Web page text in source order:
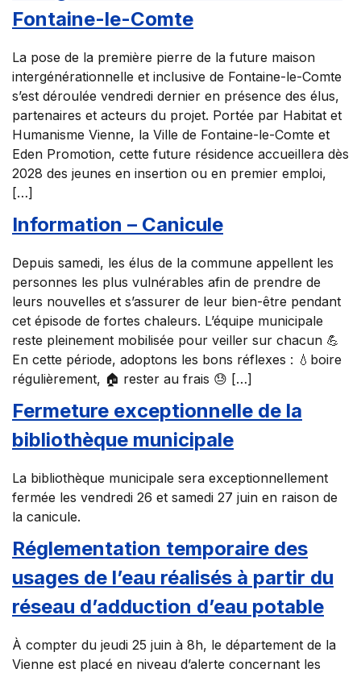
Fontaine-le-Comte
La pose de la première pierre de la future maison
intergénérationnelle et inclusive de Fontaine-le-Comte
s’est déroulée vendredi dernier en présence des élus,
partenaires et acteurs du projet. Portée par Habitat et
Humanisme Vienne, la Ville de Fontaine-le-Comte et
Eden Promotion, cette future résidence accueillera dès
2028 des jeunes en insertion ou en premier emploi,
[…]
Information – Canicule
Depuis samedi, les élus de la commune appellent les
personnes les plus vulnérables afin de prendre de
leurs nouvelles et s’assurer de leur bien-être pendant
cet épisode de fortes chaleurs. L’équipe municipale
reste pleinement mobilisée pour veiller sur chacun 💪
En cette période, adoptons les bons réflexes : 💧boire
régulièrement, 🏠 rester au frais 😓 […]
Fermeture exceptionnelle de la
bibliothèque municipale
La bibliothèque municipale sera exceptionnellement
fermée les vendredi 26 et samedi 27 juin en raison de
la canicule.
Réglementation temporaire des
usages de l’eau réalisés à partir du
réseau d’adduction d’eau potable
À compter du jeudi 25 juin à 8h, le département de la
Vienne est placé en niveau d’alerte concernant les